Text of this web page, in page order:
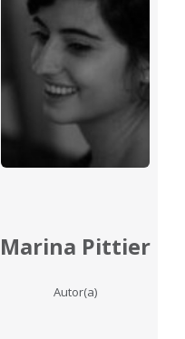
Marina Pittier
Autor(a)